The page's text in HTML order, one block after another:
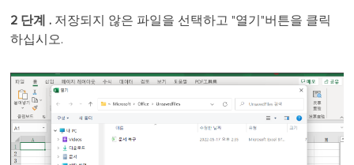
2 단계. 저장되지 않은 파일을 선택하고 "열기"버튼을 클릭
하십시오.